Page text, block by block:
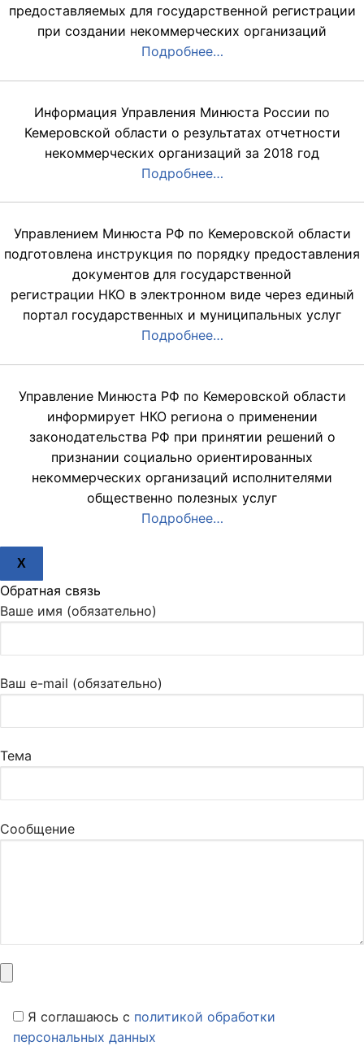
предоставляемых для государственной регистрации
при создании некоммерческих организаций
Подробнее…
Информация Управления Минюста России по
Кемеровской области о результатах отчетности
некоммерческих организаций за 2018 год
Подробнее…
Управлением Минюста РФ по Кемеровской области
подготовлена инструкция по порядку предоставления
документов для государственной
регистрации НКО в электронном виде через единый
портал государственных и муниципальных услуг
Подробнее…
Управление Минюста РФ по Кемеровской области
информирует НКО региона о применении
законодательства РФ при принятии решений о
признании социально ориентированных
некоммерческих организаций исполнителями
общественно полезных услуг
Подробнее…
X
Обратная связь
Ваше имя (обязательно)
Ваш e-mail (обязательно)
Тема
Сообщение
Я соглашаюсь c политикой обработки
персональных данных